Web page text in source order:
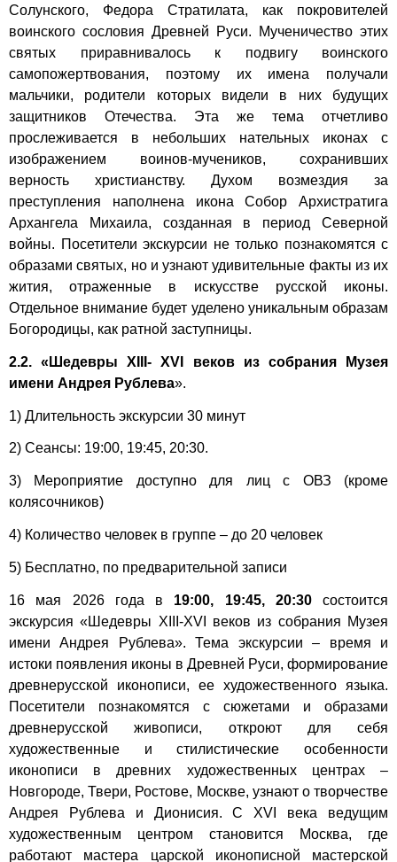
Солунского, Федора Стратилата, как покровителей
воинского сословия Древней Руси. Мученичество этих
святых приравнивалось к подвигу воинского
самопожертвования, поэтому их имена получали
мальчики, родители которых видели в них будущих
защитников Отечества. Эта же тема отчетливо
прослеживается в небольших нательных иконах с
изображением воинов-мучеников, сохранивших
верность христианству. Духом возмездия за
преступления наполнена икона Собор Архистратига
Архангела Михаила, созданная в период Северной
войны. Посетители экскурсии не только познакомятся с
образами святых, но и узнают удивительные факты из их
жития, отраженные в искусстве русской иконы.
Отдельное внимание будет уделено уникальным образам
Богородицы, как ратной заступницы.
2.2. «Шедевры XIII- XVI веков из собрания Музея
имени Андрея Рублева».
1) Длительность экскурсии 30 минут
2) Сеансы: 19:00, 19:45, 20:30.
3) Мероприятие доступно для лиц с ОВЗ (кроме
колясочников)
4) Количество человек в группе – до 20 человек
5) Бесплатно, по предварительной записи
16 мая 2026 года в 19:00, 19:45, 20:30состоится
экскурсия «Шедевры XIII-XVI веков из собрания Музея
имени Андрея Рублева». Тема экскурсии – время и
истоки появления иконы в Древней Руси, формирование
древнерусской иконописи, ее художественного языка.
Посетители познакомятся с сюжетами и образами
древнерусской живописи, откроют для себя
художественные и стилистические особенности
иконописи в древних художественных центрах –
Новгороде, Твери, Ростове, Москве, узнают о творчестве
Андрея Рублева и Дионисия. С XVI века ведущим
художественным центром становится Москва, где
работают мастера царской иконописной мастерской